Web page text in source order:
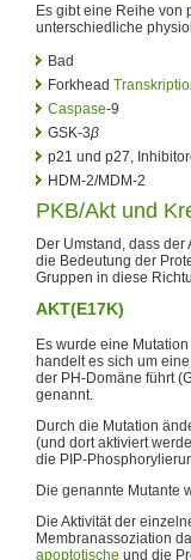
Es gibt eine Reihe von
unterschiedliche
Bad
Forkhead
Caspase-9
GSK-3β
p21 und p27,
HDM-2/MDM-2
PKB/Akt und
Der Umstand, dass
die Bedeutung der
Gruppen in diese
AKT(E17K)
Es wurde eine
handelt es sich um eine
der PH-Domäne führt
genannt.
Durch die Mutation
(und dort aktiviert
die PIP-
Die genannte Mutante
Die Aktivität der
Membranassoziation
apoptotische und die